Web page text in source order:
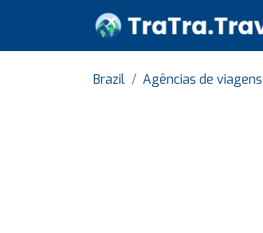
Brazil Agências de